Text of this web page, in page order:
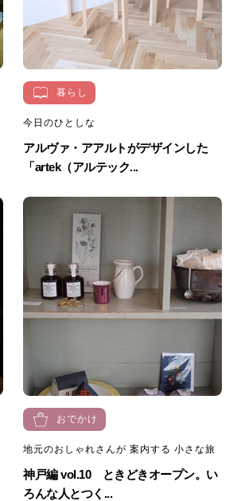
暮らし
今日のひとしな
アルヴァ・アアルトがデザインした
「artek（アルテック...
おでかけ
地元のおしゃれさんが 案内する 小さな旅
神戸編 vol.10 ときどきオープン。い
ろんな人とつく...